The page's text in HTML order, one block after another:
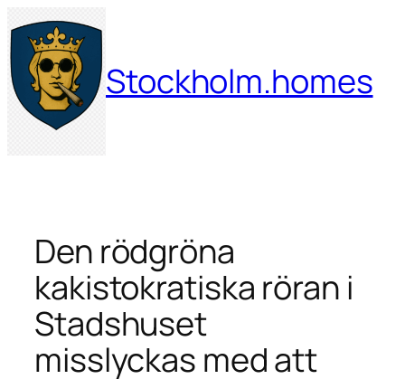
Hoppa
till
innehåll
Stockholm.homes
Den rödgröna
kakistokratiska röran i
Stadshuset
misslyckas med att